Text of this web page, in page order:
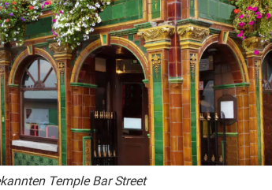
Temple Bar Street